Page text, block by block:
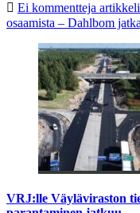
Ei kommentteja
osaamista – Dahlbom
VRJ:lle Väyläviraston